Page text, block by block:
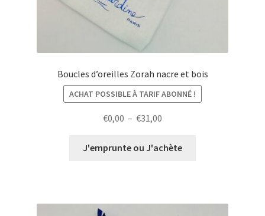
Boucles d’oreilles Zorah nacre et bois
ACHAT POSSIBLE À TARIF ABONNÉ !
€0,00 – €31,00
prix :
J'emprunte ou J'achète